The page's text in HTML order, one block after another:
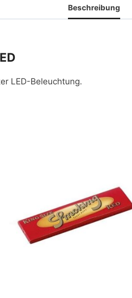
Beschreibung
LED-Beleuchtung.